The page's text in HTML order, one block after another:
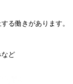
る働きがあります。
など